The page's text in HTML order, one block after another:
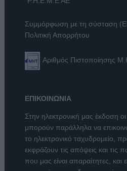
Συμμόρφωση με τη σύσταση
Πολιτική Απορρήτου
Αριθμός Πιστοποίησης
ΕΠΙΚΟΙΝΩΝΙΑ
Στην ηλεκτρονική μας έκδοση
μπορούν παράλληλα να
το ηλεκτρονικό ταχυδρομείο,
εκφράζουν τις απόψεις και τις
που μας είναι απαραίτητες, και